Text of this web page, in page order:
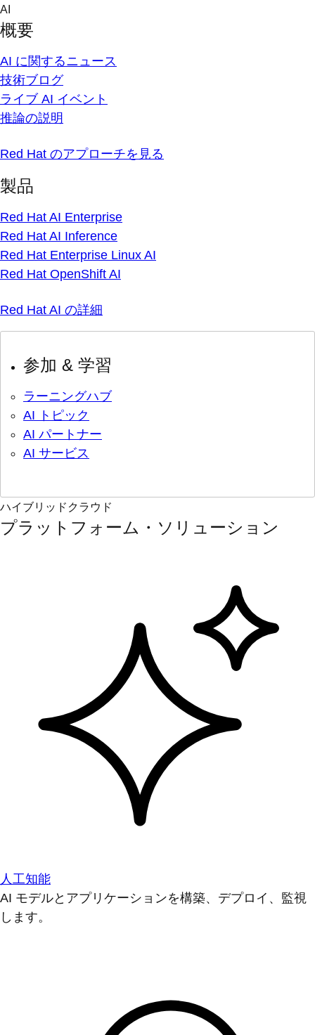
Skip
content
AI
概要
AI に関するニュース
技術ブログ
ライブ AI イベント
推論の説明
Red Hat のアプローチを見る
製品
Red Hat AI Enterprise
Red Hat AI Inference
Red Hat Enterprise Linux AI
Red Hat OpenShift AI
Red Hat AI の詳細
参加 & 学習
ラーニングハブ
AI トピック
AI パートナー
AI サービス
ハイブリッドクラウド
プラットフォーム・ソリューション
人工知能
AI モデルとアプリケーションを構築、デプロイ、監視
します。